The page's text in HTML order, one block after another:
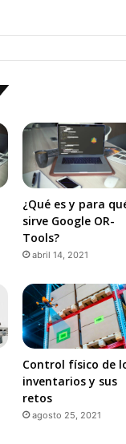
¿Qué es y para
sirve Google OR-
Tools?
abril 14, 2021
Control físico de
inventarios y sus
retos
agosto 25, 2021